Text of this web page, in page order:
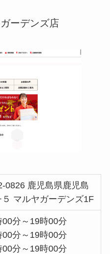
ーデンズ店
0826 鹿児島県鹿児島
マルヤガーデンズ1F
00分～19時00分
00分～19時00分
分～19時00分